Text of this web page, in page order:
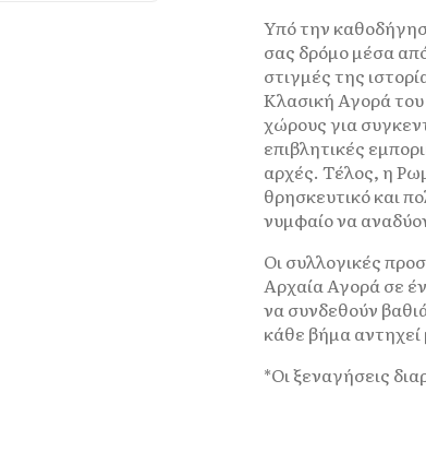
Υπό την
σας δρόμο μέσα
στιγμές της
Κλασική Αγορά του
χώρους για
επιβλητικές
αρχές. Τέλος, η
θρησκευτικό και
νυμφαίο να
Οι συλλογικές
Αρχαία Αγορά σε
να συνδεθούν
κάθε βήμα
*Οι ξεναγήσεις